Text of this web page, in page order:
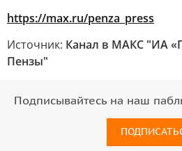
https://max.ru/penza_press
Источник: Канал в МАКС "ИА
Пензы"
Подписывайтесь на наш